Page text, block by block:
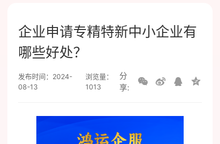
企业申请专精特新中小企业有
哪些好处？
发布时间：2024-
08-13
浏览量：
1013
分
享: